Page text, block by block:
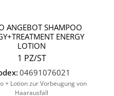
ANGEBOT SHAMPOO
ENERGY
LOTION
1 PZ/ST
04691076021
+ Lotion zur Vorbeugung von
Haarausfall